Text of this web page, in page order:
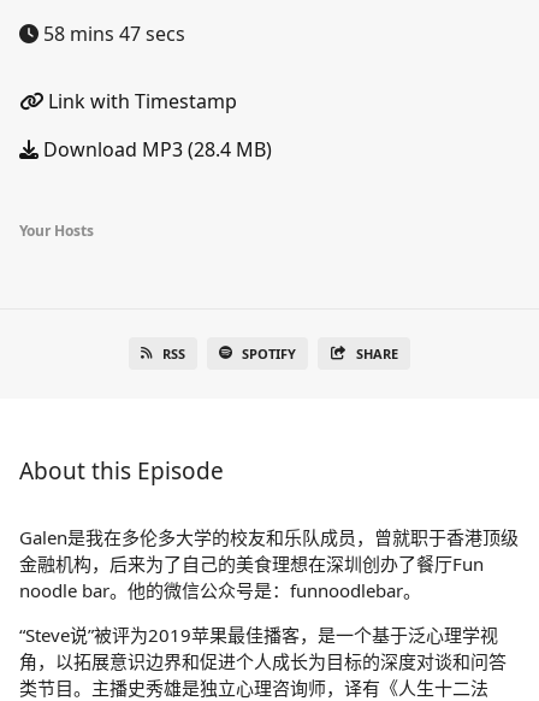
58 mins 47 secs
Link with Timestamp
Download MP3 (28.4 MB)
Your Hosts
RSS SPOTIFY SHARE
About this Episode
Galen是我在多伦多大学的校友和乐队成员，曾就职于香港顶级
金融机构，后来为了自己的美食理想在深圳创办了餐厅Fun
noodle bar。他的微信公众号是：funnoodlebar。
“Steve说”被评为2019苹果最佳播客，是一个基于泛心理学视
角，以拓展意识边界和促进个人成长为目标的深度对谈和问答
类节目。主播史秀雄是独立心理咨询师，译有《人生十二法